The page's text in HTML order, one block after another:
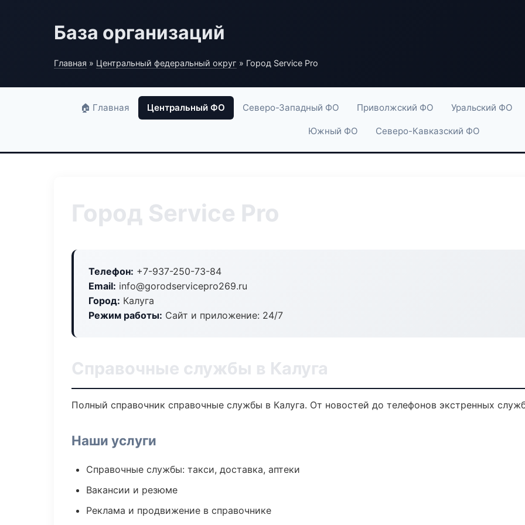
База организаций
Главная » Центральный федеральный округ » Город Service Pro
🏠 Главная Центральный ФО Северо-Западный ФО Приволжский ФО Уральский ФО
Южный ФО Северо-Кавказский ФО
Город Service Pro
Телефон: +7-937-250-73-84
Email: info@gorodservicepro269.ru
Город: Калуга
Режим работы: Сайт и приложение: 24/7
Справочные службы в Калуга
Полный справочник справочные службы в Калуга. От новостей до телефонов экстренных
Наши услуги
Справочные службы: такси, доставка, аптеки
Вакансии и резюме
Реклама и продвижение в справочнике